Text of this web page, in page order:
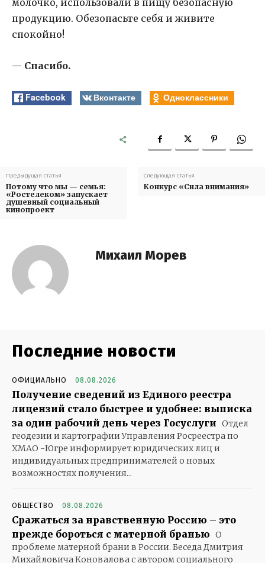
молочко, использовали в пищу безопасную
продукцию. Обезопасьте себя и живите
спокойно!
— Спасибо.
Facebook Вконтакте Одноклассники
Предыдущая статья
Потому что мы — семья:
«Ростелеком» запускает
душевный социальный
кинопроект
Следующая статья
Конкурс «Сила внимания»
Михаил Морев
Последние новости
ОФИЦИАЛЬНО 08.08.2026
Получение сведений из Единого реестра
лицензий стало быстрее и удобнее: выписка
за один рабочий день через Госуслуги Отдел
геодезии и картографии Управления Росреестра по
ХМАО -Югре информирует юридических лиц и
индивидуальных предпринимателей о новых
возможностях получения...
ОБЩЕСТВО 08.08.2026
Сражаться за нравственную Россию – это
прежде бороться с матерной бранью О
проблеме матерной брани в России. Беседа Дмитрия
Михайловича Коновалова с автором социального